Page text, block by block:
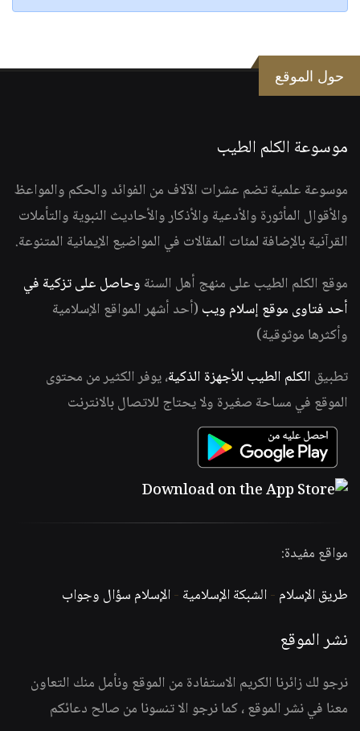
حول الموقع
موسوعة الكلم الطيب
موسوعة علمية تضم عشرات الآلاف من الفوائد والحكم والمواعظ
والأقوال المأثورة والأدعية والأذكار والأحاديث النبوية والتأملات
القرآنية بالإضافة لمئات المقالات في المواضيع الإيمانية المتنوعة.
موقع الكلم الطيب على منهج أهل السنة وحاصل على تزكية في
أحد فتاوى موقع إسلام ويب (أحد أشهر المواقع الإسلامية
وأكثرها موثوقية)
تطبيق الكلم الطيب للأجهزة الذكية، يوفر الكثير من محتوى
الموقع في مساحة صغيرة ولا يحتاج للاتصال بالانترنت
مواقع مفيدة:
طريق الإسلام -الشبكة الإسلامية -الإسلام سؤال وجواب
نشر الموقع
نرجو لك زائرنا الكريم الاستفادة من الموقع ونأمل منك التعاون
معنا في نشر الموقع ، كما نرجو الا تنسونا من صالح دعائكم